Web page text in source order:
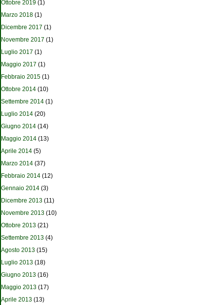
Ottobre 2019 (1)
Marzo 2018 (1)
Dicembre 2017 (1)
Novembre 2017 (1)
Luglio 2017 (1)
Maggio 2017 (1)
Febbraio 2015 (1)
Ottobre 2014 (10)
Settembre 2014 (1)
Luglio 2014 (20)
Giugno 2014 (14)
Maggio 2014 (13)
Aprile 2014 (5)
Marzo 2014 (37)
Febbraio 2014 (12)
Gennaio 2014 (3)
Dicembre 2013 (11)
Novembre 2013 (10)
Ottobre 2013 (21)
Settembre 2013 (4)
Agosto 2013 (15)
Luglio 2013 (18)
Giugno 2013 (16)
Maggio 2013 (17)
Aprile 2013 (13)